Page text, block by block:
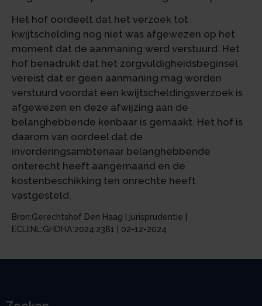
Het hof oordeelt dat het verzoek tot
kwijtschelding nog niet was afgewezen op het
moment dat de aanmaning werd verstuurd. Het
hof benadrukt dat het zorgvuldigheidsbeginsel
vereist dat er geen aanmaning mag worden
verstuurd voordat een kwijtscheldingsverzoek is
afgewezen en deze afwijzing aan de
belanghebbende kenbaar is gemaakt. Het hof is
daarom van oordeel dat de
invorderingsambtenaar belanghebbende
onterecht heeft aangemaand en de
kostenbeschikking ten onrechte heeft
vastgesteld.
Bron:Gerechtshof Den Haag | jurisprudentie |
ECLI:NL:GHDHA:2024:2381 | 02-12-2024